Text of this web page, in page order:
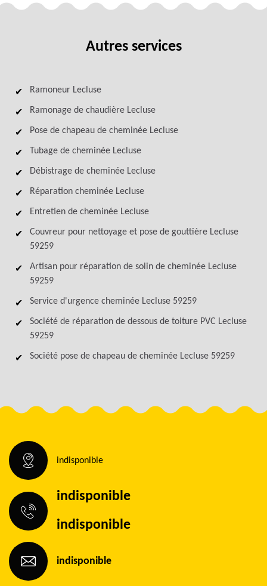
Autres services
Ramoneur Lecluse
Ramonage de chaudière Lecluse
Pose de chapeau de cheminée Lecluse
Tubage de cheminée Lecluse
Débistrage de cheminée Lecluse
Réparation cheminée Lecluse
Entretien de cheminée Lecluse
Couvreur pour nettoyage et pose de gouttière Lecluse
59259
Artisan pour réparation de solin de cheminée Lecluse
59259
Service d'urgence cheminée Lecluse 59259
Société de réparation de dessous de toiture PVC Lecluse
59259
Société pose de chapeau de cheminée Lecluse 59259
indisponible
indisponible
indisponible
indisponible